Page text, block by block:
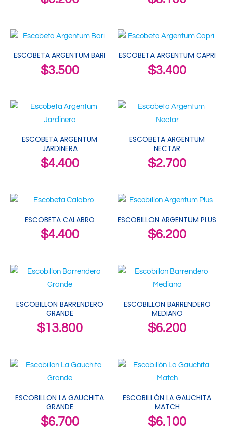
ESCOBETA ARGENTUM BARI
$3.500
ESCOBETA ARGENTUM CAPRI
$3.400
ESCOBETA ARGENTUM
JARDINERA
$4.400
ESCOBETA ARGENTUM
NECTAR
$2.700
ESCOBETA CALABRO
$4.400
ESCOBILLON ARGENTUM PLUS
$6.200
ESCOBILLON BARRENDERO
GRANDE
$13.800
ESCOBILLON BARRENDERO
MEDIANO
$6.200
ESCOBILLON LA GAUCHITA
GRANDE
$6.700
ESCOBILLÓN LA GAUCHITA
MATCH
$6.100